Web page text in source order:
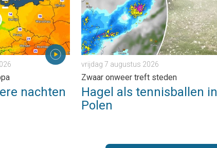
nachten
vrijdag 7 augustus 2026
Zwaar onweer treft steden
Hagel als tennisballen in
Polen